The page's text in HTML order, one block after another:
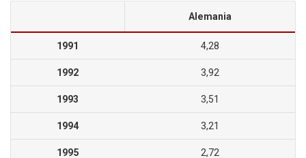
Alemania
1991 4,28
1992 3,92
1993 3,51
1994 3,21
1995 2,72